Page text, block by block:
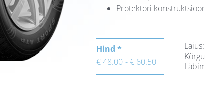
Protektori
Hind *
€ 48.00 - € 60.50
Laius: